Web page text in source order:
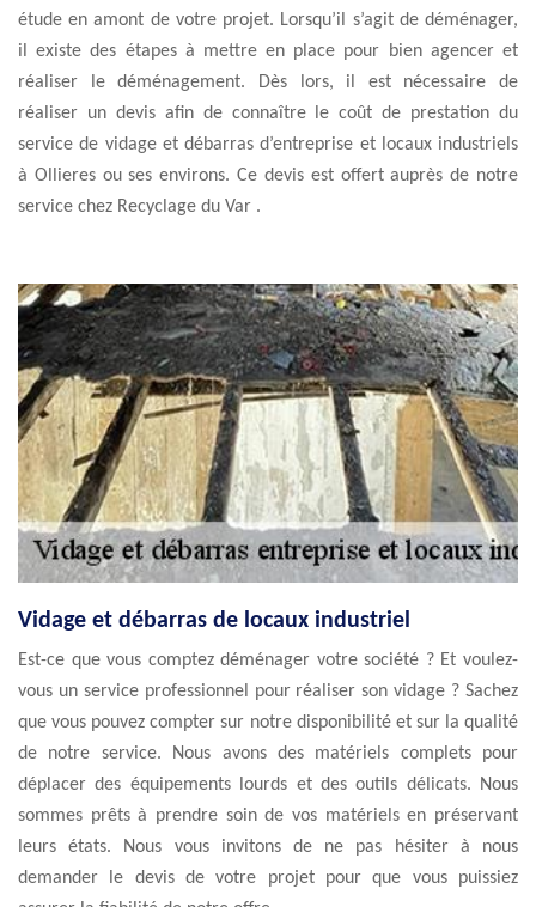
étude en amont de votre projet. Lorsqu’il s’agit de déménager,
il existe des étapes à mettre en place pour bien agencer et
réaliser le déménagement. Dès lors, il est nécessaire de
réaliser un devis afin de connaître le coût de prestation du
service de vidage et débarras d’entreprise et locaux industriels
à Ollieres ou ses environs. Ce devis est offert auprès de notre
service chez Recyclage du Var .
Vidage et débarras de locaux industriel
Est-ce que vous comptez déménager votre société ? Et voulez-
vous un service professionnel pour réaliser son vidage ? Sachez
que vous pouvez compter sur notre disponibilité et sur la qualité
de notre service. Nous avons des matériels complets pour
déplacer des équipements lourds et des outils délicats. Nous
sommes prêts à prendre soin de vos matériels en préservant
leurs états. Nous vous invitons de ne pas hésiter à nous
demander le devis de votre projet pour que vous puissiez